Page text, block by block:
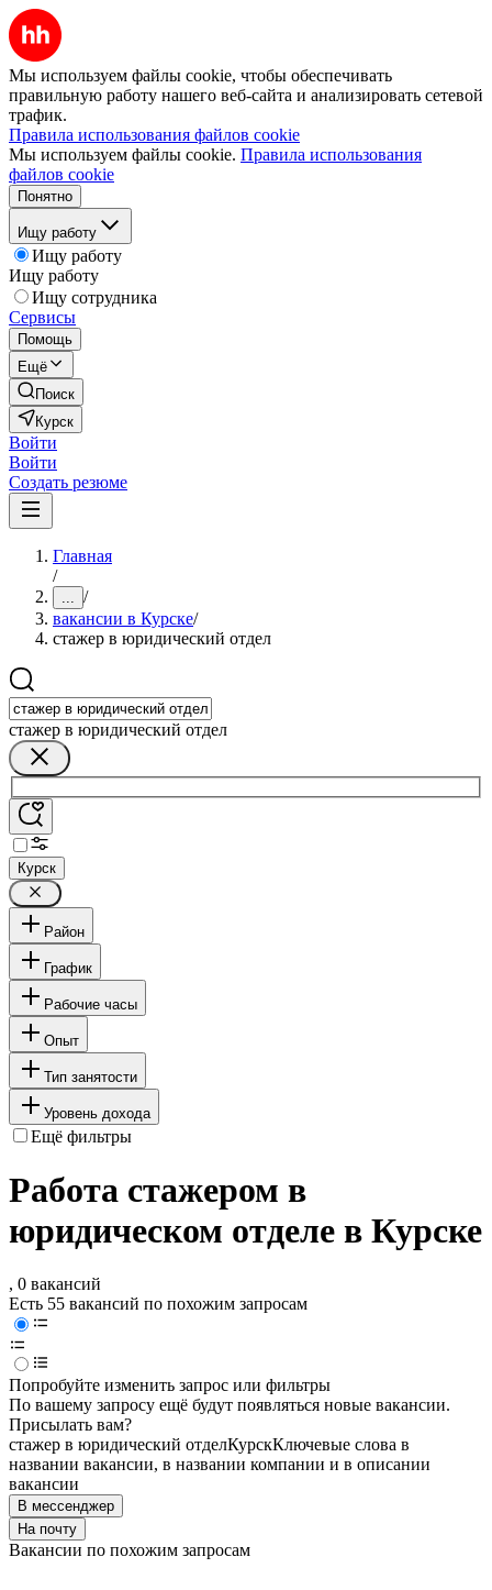
Мы используем файлы cookie, чтобы обеспечивать
правильную работу нашего веб-сайта и анализировать сетевой
трафик.
Правила использования файлов cookie
Мы используем файлы cookie. Правила использования
файлов cookie
Понятно
Ищу работу
Ищу работу
Ищу работу
Ищу сотрудника
Сервисы
Помощь
Ещё
Поиск
Курск
Войти
Войти
Создать резюме
Главная
/
... /
вакансии в Курске/
стажер в юридический отдел
стажер в юридический отдел
Курск
Район
График
Рабочие часы
Опыт
Тип занятости
Уровень дохода
Ещё фильтры
Работа стажером в
юридическом отделе в Курске
, 0 вакансий
Есть 55 вакансий по похожим запросам
Попробуйте изменить запрос или фильтры
По вашему запросу ещё будут появляться новые вакансии.
Присылать вам?
стажер в юридический отделКурскКлючевые слова в
названии вакансии, в названии компании и в описании
вакансии
В мессенджер
На почту
Вакансии по похожим запросам